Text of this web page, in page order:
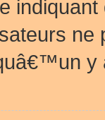
y